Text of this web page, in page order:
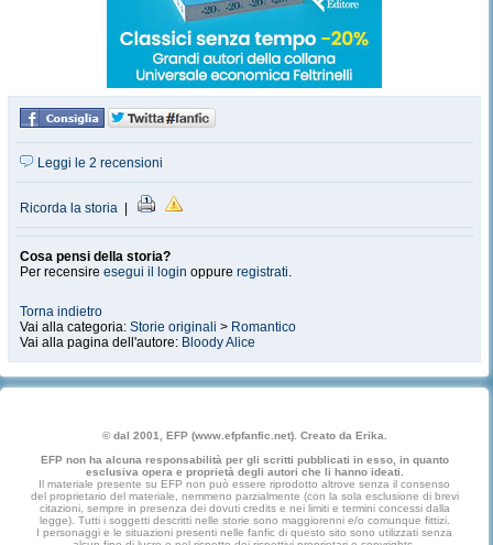
Leggi le 2 recensioni
Ricorda la storia
Cosa pensi della storia?
Per recensire esegui il login oppure registrati.
Torna indietro
Vai alla categoria: Storie originali > Romantico
Vai alla pagina dell'autore: Bloody Alice
© dal 2001, EFP (www.efpfanfic.net). Creato da Erika.
EFP non ha alcuna responsabilità per gli scritti pubblicati in esso, in quanto
esclusiva opera e proprietà degli autori che li hanno ideati.
Il materiale presente su EFP non può essere riprodotto altrove senza il consenso
del proprietario del materiale, nemmeno parzialmente (con la sola esclusione di brevi
citazioni, sempre in presenza dei dovuti credits e nei limiti e termini concessi dalla
legge). Tutti i soggetti descritti nelle storie sono maggiorenni e/o comunque fittizi.
I personaggi e le situazioni presenti nelle fanfic di questo sito sono utilizzati senza